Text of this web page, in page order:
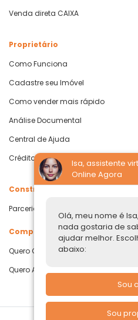
Isa, assistente
Online Agora
Olá, meu nome é
nada gostaria de
ajudar melhor.
abaixo:
Sou
Sou
Venda direta CAIXA
Proprietário
Como Funciona
Cadastre seu Imóvel
Como vender mais rápido
Análise Documental
Central de Ajuda
Crédito com Garantia de Imóvel
Construtoras
Parcerias Imobiliárias
Comprar ou alugar
Quero Comprar
Quero Alugar